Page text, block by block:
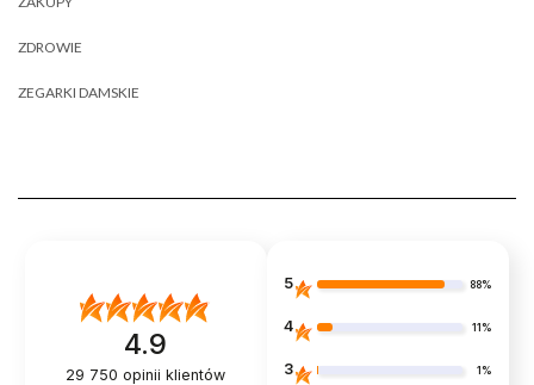
ZDROWIE
ZEGARKI DAMSKIE
4.9
29 750 opinii klientów
5 88%
4 11%
3 1%